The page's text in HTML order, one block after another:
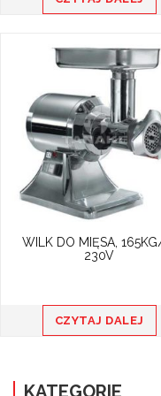
co
Wilk
W
200
WILK DO MIĘSA,
230V
CZYTAJ DALEJ
KATEGORIE